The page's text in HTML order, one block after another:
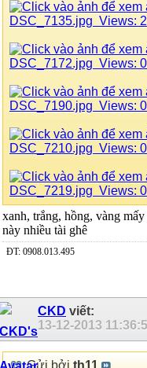
xanh, trắng, hồng, vàng
này nhiều tài ghê
ĐT: 0908.013.495
CKD viết:
13-12-2013